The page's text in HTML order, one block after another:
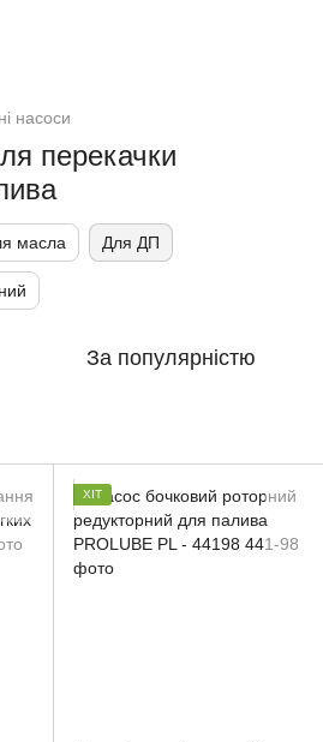
насоси
перекачки
масла Для ДП
За популярністю
ХІТ